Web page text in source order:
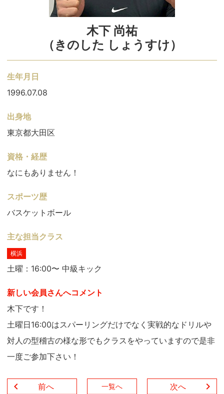
木下 尚祐
（きのした しょうすけ）
生年月日
1996.07.08
出身地
東京都大田区
資格・経歴
なにもありません！
スポーツ歴
バスケットボール
主な担当クラス
横浜
土曜：16:00〜 中級キック
新しい会員さんへコメント
木下です！
土曜日16:00はスパーリングだけでなく実戦的なドリルや
対人の型稽古の様な形でもクラスをやっていますので是非
一度ご参加下さい！
前へ 次へ
一覧へ